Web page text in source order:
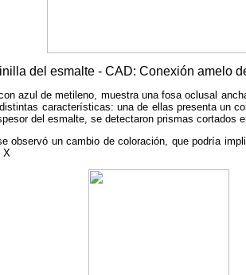
del esmalte - CAD: Conexión amelo
con azul de metileno, muestra una fosa oclusal
características: una de ellas presenta un
del esmalte, se detectaron prismas cortados
observó un cambio de coloración, que podría
X